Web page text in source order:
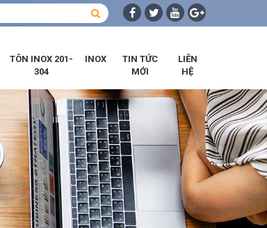
TÔN INOX 201-
304
INOX
TIN TỨC
MỚI
LIÊN
HỆ